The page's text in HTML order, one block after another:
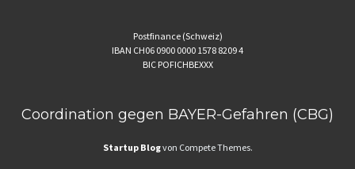
Postfinance (Schweiz)
IBAN CH06 0900 0000 1578 8209 4
BIC POFICHBEXXX
Coordination gegen BAYER-Gefahren (CBG)
Startup Blogvon Compete Themes.